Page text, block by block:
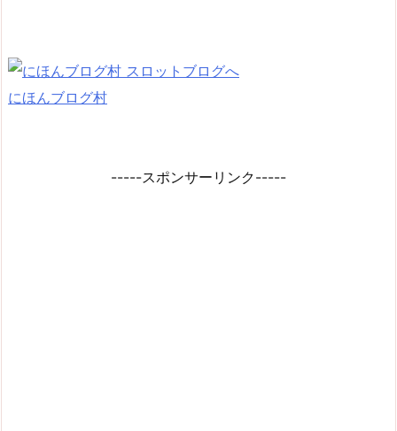
にほんブログ村
-----スポンサーリンク-----